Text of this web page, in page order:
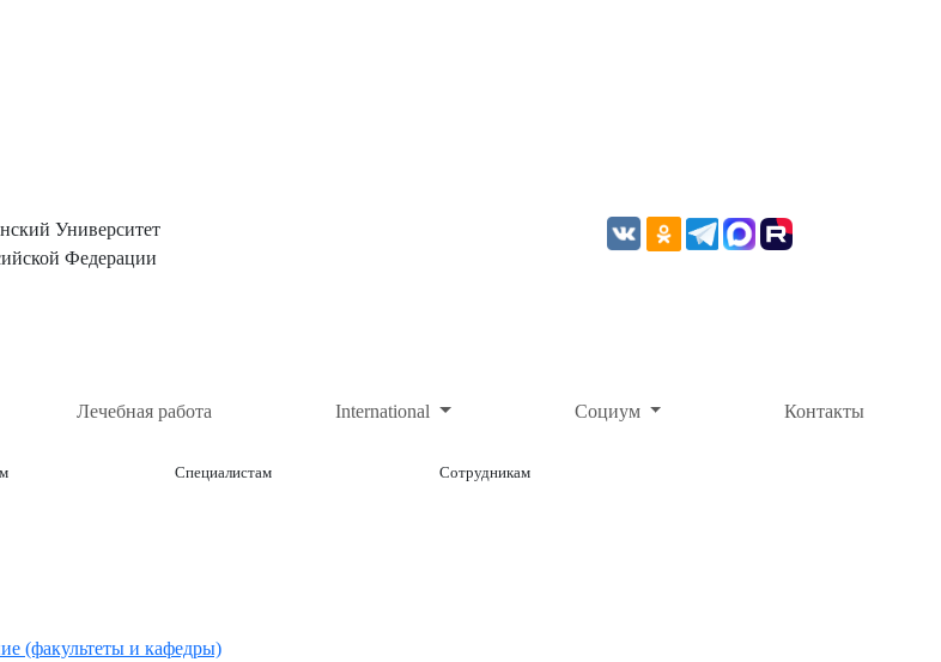
Университет
Федерации
Лечебная работа International Социум Контакты
Специалистам Сотрудникам
(факультеты и кафедры)